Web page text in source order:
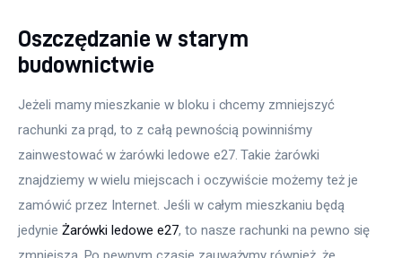
Więcej
Oszczędzanie w starym
budownictwie
Jeżeli mamy mieszkanie w bloku i chcemy zmniejszyć
rachunki za prąd, to z całą pewnością powinniśmy
zainwestować w żarówki ledowe e27. Takie żarówki
znajdziemy w wielu miejscach i oczywiście możemy też je
zamówić przez Internet. Jeśli w całym mieszkaniu będą
jedynie Żarówki ledowe e27, to nasze rachunki na pewno się